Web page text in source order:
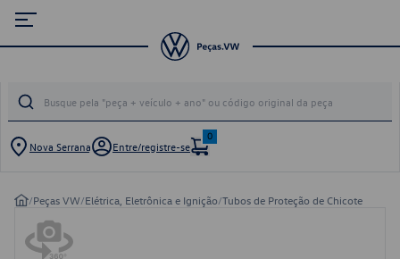
Nova Serrana Entre/registre-se
0
/Peças VW/Elétrica, Eletrônica e Ignição/Tubos de Proteção de Chicote